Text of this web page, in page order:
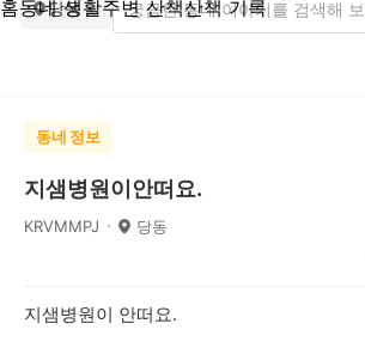
홈동네 생활주변 산책산책 기록
당동
동네 정보
지샘병원이안떠요.
KRVMMPJ 당동
지샘병원이 안떠요.